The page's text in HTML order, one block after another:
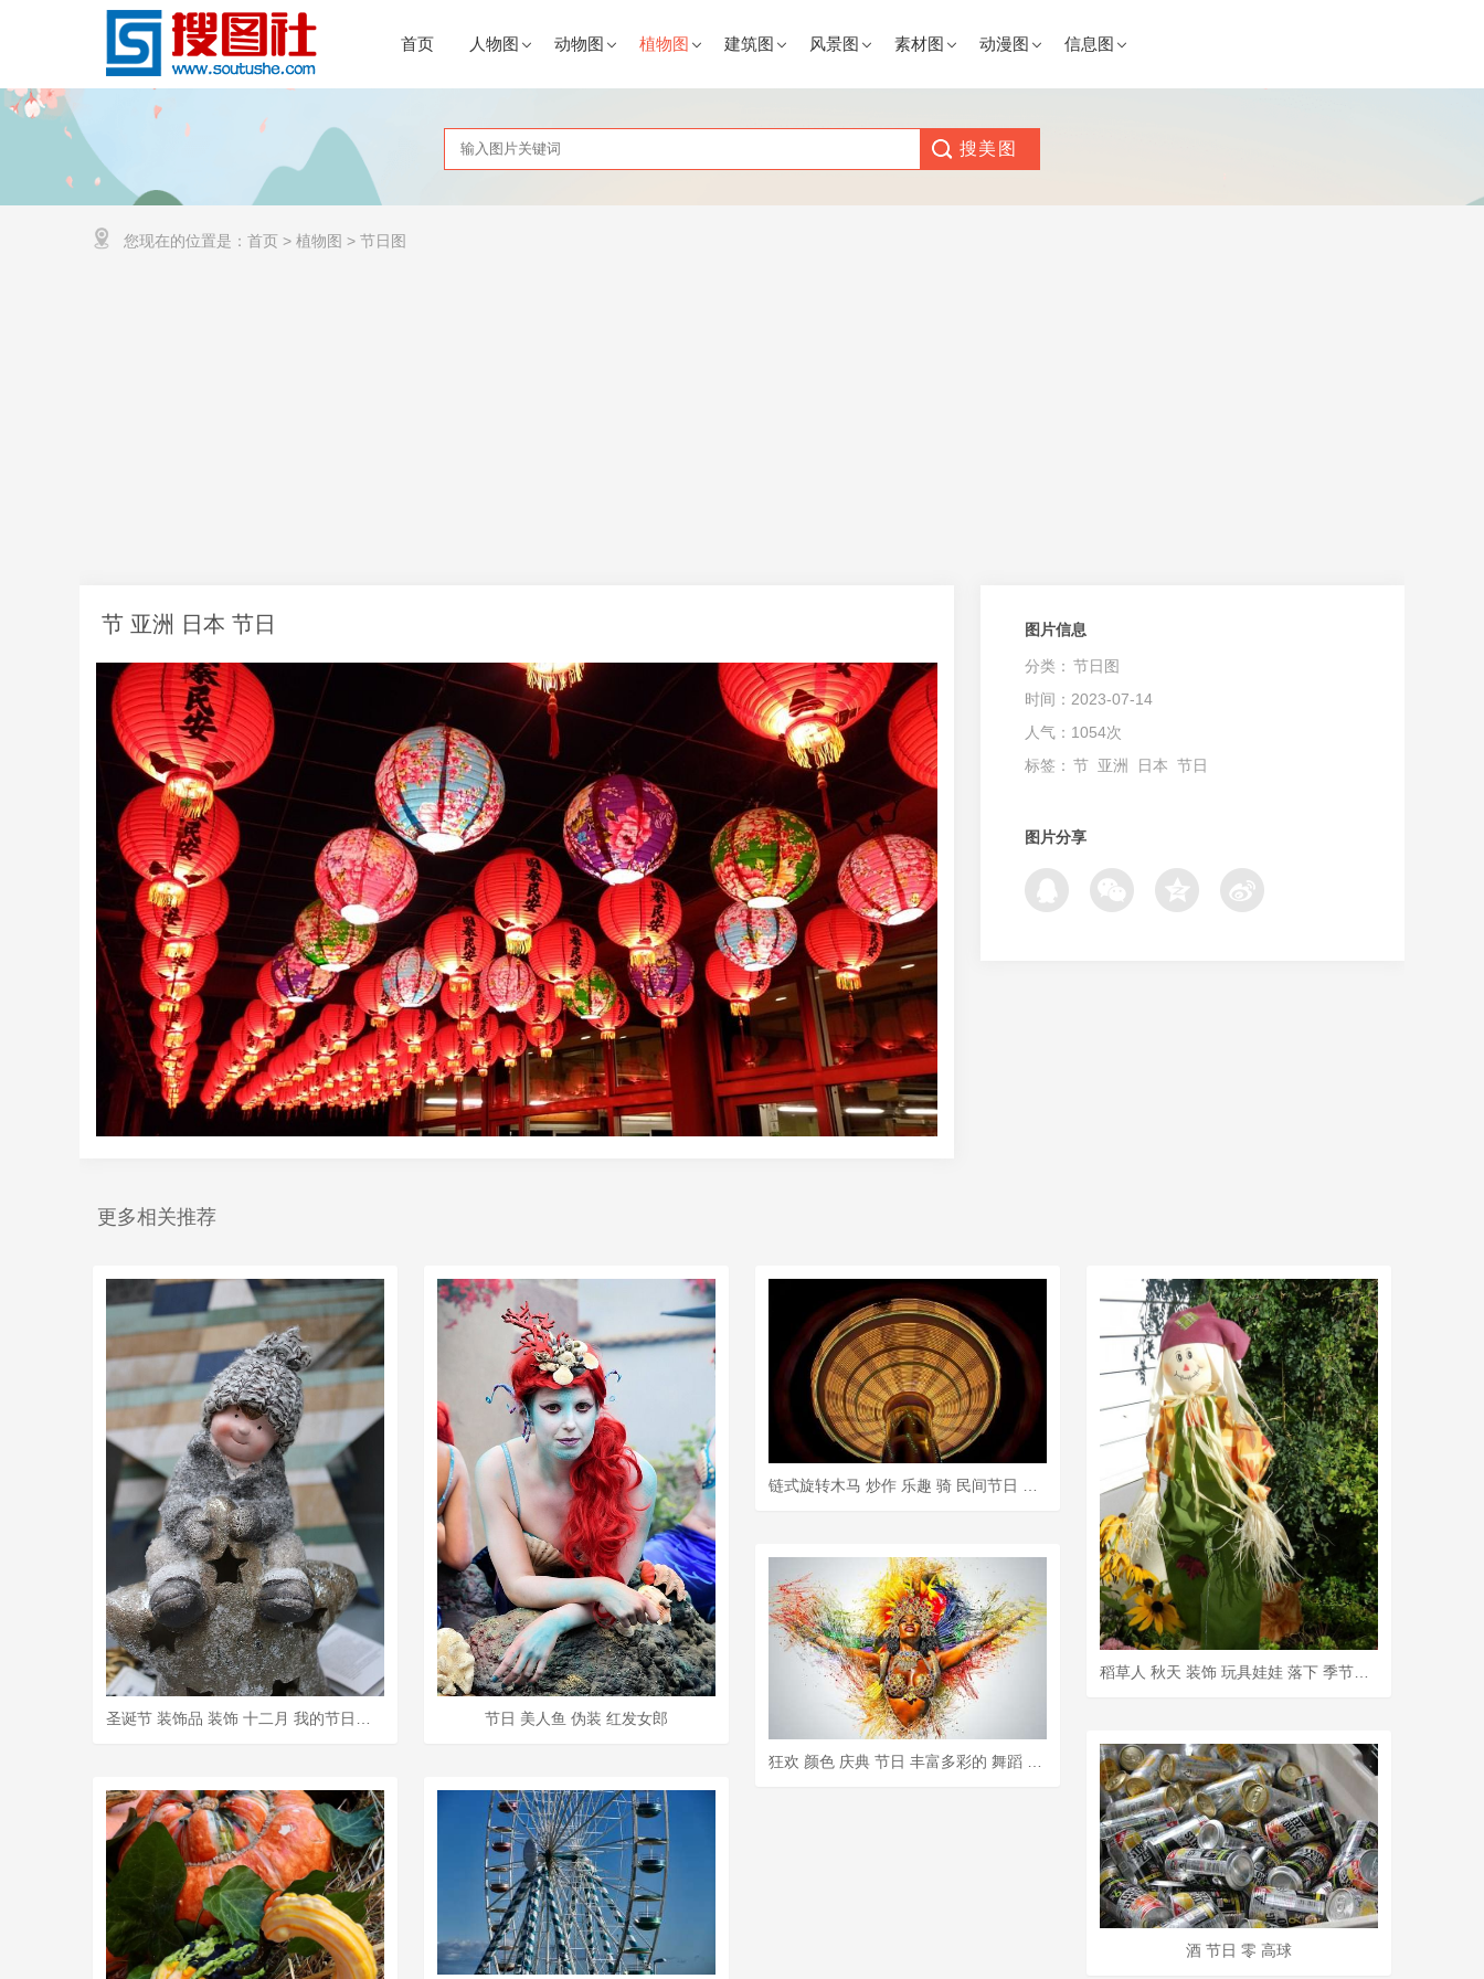
首页 人物图 动物图 植物图 建筑图 风景图 素材图 动漫图 信息图
您现在的位置是： 首页 > 植物图 > 节日图
节 亚洲 日本 节日 图片信息
分类： 节日图
时间：2023-07-14
人气：1054次
标签： 节 亚洲 日本 节日
图片分享
更多相关推荐
节日 美人鱼 伪装 红发女郎
链式旋转木马 炒作 乐趣 骑 民间节日 公平的 展馆 闲暇时间
酒 节日 零 高球